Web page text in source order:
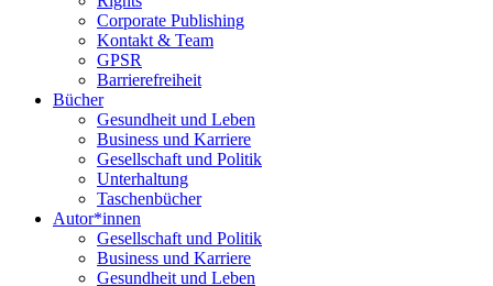
Corporate Publishing
Kontakt & Team
GPSR
Barrierefreiheit
Bücher
Gesundheit und Leben
Business und Karriere
Gesellschaft und Politik
Unterhaltung
Taschenbücher
Autor*innen
Gesellschaft und Politik
Business und Karriere
Gesundheit und Leben